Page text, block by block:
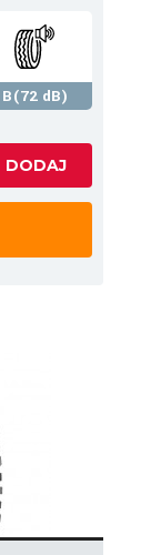
B(72 dB)